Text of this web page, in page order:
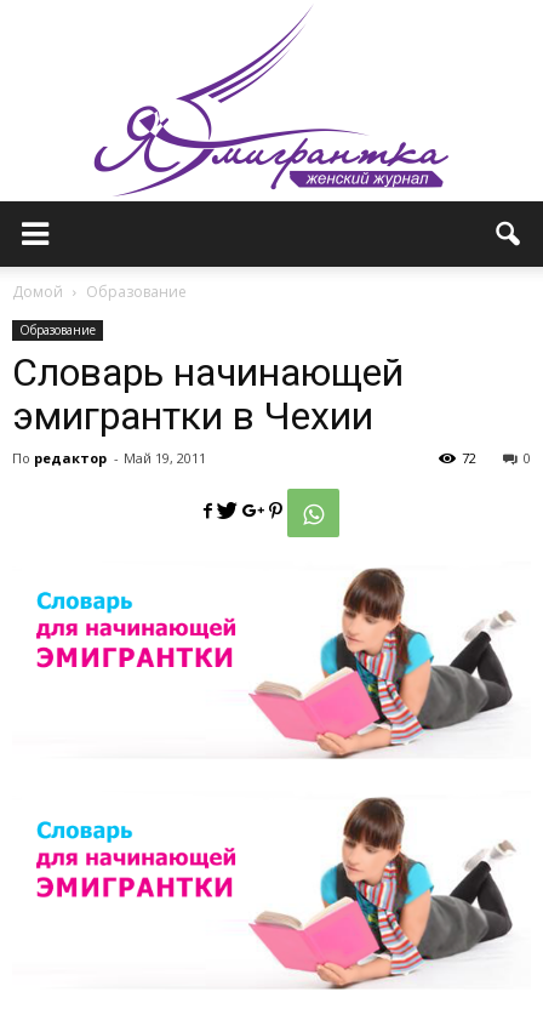
журнал
эмигрантка"
Домой Образование
Образование
Словарь начинающей
эмигрантки в Чехии
По редактор - Май 19, 2011 0
72